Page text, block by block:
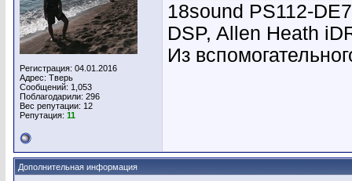
Регистрация: 04.01.2016
Адрес: Тверь
Сообщений: 1,053
Поблагодарили: 296
Вес репутации: 12
Репутация: 11
18sound PS112-
DSP, Allen Heath
Из
Дополнительная информация